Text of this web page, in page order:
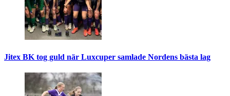
Jitex BK tog guld när Luxcuper samlade Nordens bästa lag